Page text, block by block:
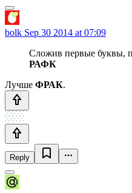
bolk Sep 30 2014 at 07:09
Сложив первые буквы,
РАФК
Лучше ФРАК.
Reply